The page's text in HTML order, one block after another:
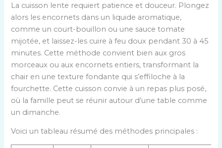
La cuisson lente requiert patience et douceur. Plongez
alors les encornets dans un liquide aromatique,
comme un court-bouillon ou une sauce tomate
mijotée, et laissez-les cuire à feu doux pendant 30 à 45
minutes. Cette méthode convient bien aux gros
morceaux ou aux encornets entiers, transformant la
chair en une texture fondante qui s’effiloche à la
fourchette. Cette cuisson convie à un repas plus posé,
où la famille peut se réunir autour d’une table comme
un dimanche.
Voici un tableau résumé des méthodes principales :